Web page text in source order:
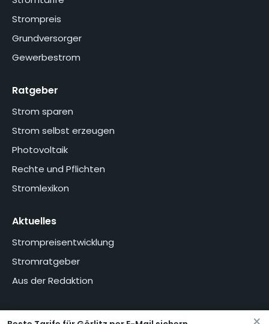
Strompreis
Grundversorger
Gewerbestrom
Ratgeber
Strom sparen
Strom selbst erzeugen
Photovoltaik
Rechte und Pflichten
Stromlexikon
Aktuelles
Strompreisentwicklung
Stromratgeber
Aus der Redaktion